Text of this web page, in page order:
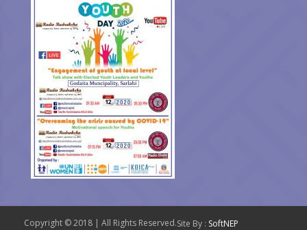
Copyright © 2018 | All Rights Reserved.Site By : SoftNEP